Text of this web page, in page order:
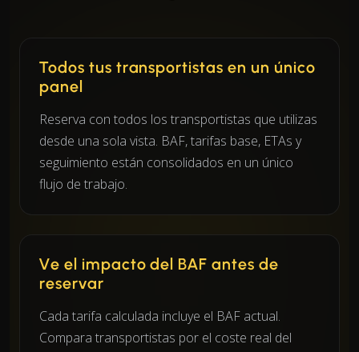
Todos tus transportistas en un único
panel
Reserva con todos los transportistas que utilizas
desde una sola vista. BAF, tarifas base, ETAs y
seguimiento están consolidados en un único
flujo de trabajo.
Ve el impacto del BAF antes de
reservar
Cada tarifa calculada incluye el BAF actual.
Compara transportistas por el coste real del